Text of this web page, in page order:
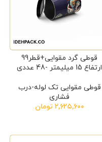
قوطی گرد مقوایی+قطر99
ارتفاع 15 میلیمتر -48 عددی
قوطی مقوایی تک لوله-درب
فشاری
۲,۶۲۵,۶۰۰ تومان